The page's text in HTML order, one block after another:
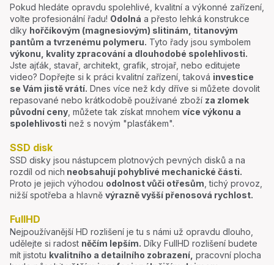
Pokud hledáte opravdu spolehlivé, kvalitní a výkonné zařízení,
volte profesionální řadu! Odolná a přesto lehká konstrukce
díky hořčíkovým (magnesiovým) slitinám, titanovým
pantům a tvrzenému polymeru. Tyto řady jsou symbolem
výkonu, kvality zpracování a dlouhodobé spolehlivosti.
Jste ajťák, stavař, architekt, grafik, strojař, nebo editujete
video? Dopřejte si k práci kvalitní zařízení, taková investice
se Vám jistě vrátí. Dnes více než kdy dříve si můžete dovolit
repasované nebo krátkodobě používané zboží za zlomek
původní ceny, můžete tak získat mnohem více výkonu a
spolehlivosti než s novým "plasťákem".
SSD disk
SSD disky jsou nástupcem plotnových pevných disků a na
rozdíl od nich neobsahují pohyblivé mechanické části.
Proto je jejich výhodou odolnost vůči otřesům, tichý provoz,
nižší spotřeba a hlavně výrazně vyšší přenosová rychlost.
FullHD
Nejpoužívanější HD rozlišení je tu s námi už opravdu dlouho,
udělejte si radost něčím lepším. Díky FullHD rozlišení budete
mít jistotu kvalitního a detailního zobrazení, pracovní plocha